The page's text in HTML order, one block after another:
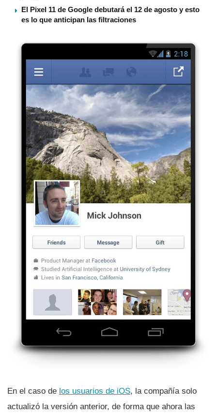
El Pixel 11 de Google debutará el 12 de agosto y esto
es lo que anticipan las filtraciones
En el caso de los usuarios de iOS, la compañí­a solo
actualizó la versión anterior, de forma que ahora las